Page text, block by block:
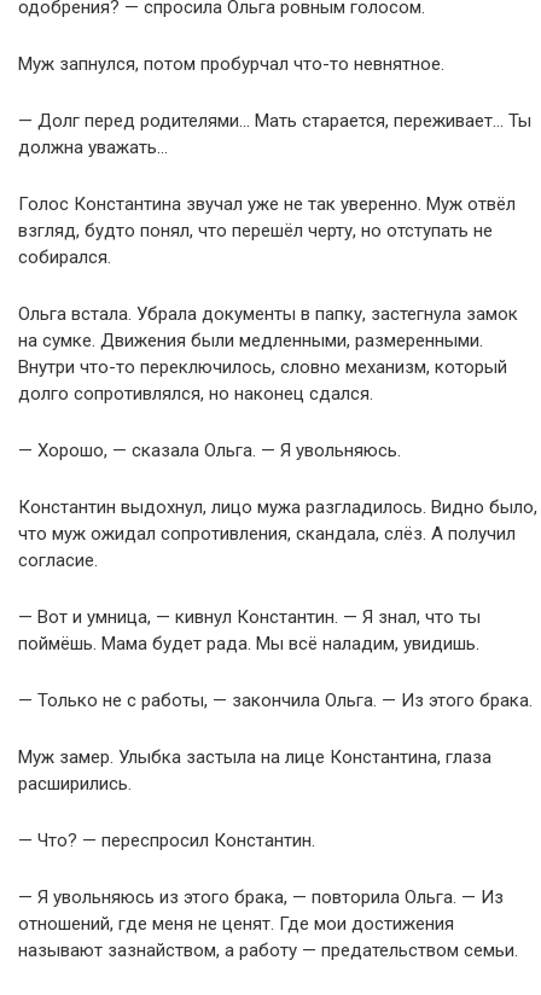
одобрения? — спросила Ольга ровным голосом.
Муж запнулся, потом пробурчал что-то невнятное.
— Долг перед родителями… Мать старается, переживает… Ты
должна уважать…
Голос Константина звучал уже не так уверенно. Муж отвёл
взгляд, будто понял, что перешёл черту, но отступать не
собирался.
Ольга встала. Убрала документы в папку, застегнула замок
на сумке. Движения были медленными, размеренными.
Внутри что-то переключилось, словно механизм, который
долго сопротивлялся, но наконец сдался.
— Хорошо, — сказала Ольга. — Я увольняюсь.
Константин выдохнул, лицо мужа разгладилось. Видно было,
что муж ожидал сопротивления, скандала, слёз. А получил
согласие.
— Вот и умница, — кивнул Константин. — Я знал, что ты
поймёшь. Мама будет рада. Мы всё наладим, увидишь.
— Только не с работы, — закончила Ольга. — Из этого брака.
Муж замер. Улыбка застыла на лице Константина, глаза
расширились.
— Что? — переспросил Константин.
— Я увольняюсь из этого брака, — повторила Ольга. — Из
отношений, где меня не ценят. Где мои достижения
называют зазнайством, а работу — предательством семьи.